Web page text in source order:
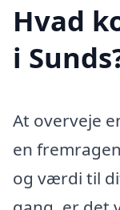
Hvad
i
At overveje
en
og værdi til